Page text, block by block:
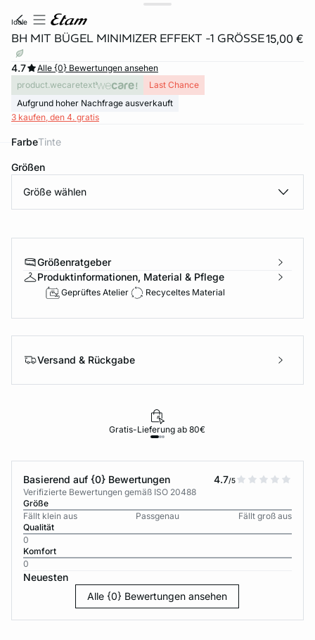
idole
BH MIT BÜGEL MINIMIZER EFFEKT -1 GRÖSSE15,00 €
4.7
Alle {0} Bewertungen ansehen
product.wecaretext
Last Chance
Aufgrund hoher Nachfrage ausverkauft
3 kaufen, den 4. gratis
Farbe tinte
Größen
Größe wählen
Größenratgeber
Produktinformationen, Material & Pflege
Geprüftes Atelier Recyceltes Material
Versand & Rückgabe
Gratis-Lieferung ab 80€
Basierend auf {0} Bewertungen 4.7/5
Verifizierte Bewertungen gemäß ISO 20488
Größe
Fällt klein aus
Passgenau
Fällt groß aus
Qualität
0
Komfort
0
Neuesten
Alle {0} Bewertungen ansehen